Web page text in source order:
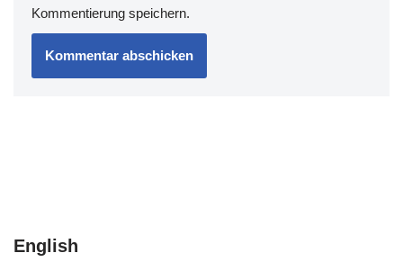
Kommentierung speichern.
English